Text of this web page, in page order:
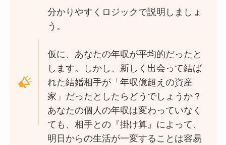
分かりやすくロジックで説明しましょ
う。
仮に、あなたの年収が平均的だったと
します。しかし、新しく出会って結ば
れた結婚相手が「年収億超えの資産
家」だったとしたらどうでしょうか？
あなたの個人の年収は変わっていなく
ても、相手との『掛け算』によって、
明日からの生活が一変することは容易